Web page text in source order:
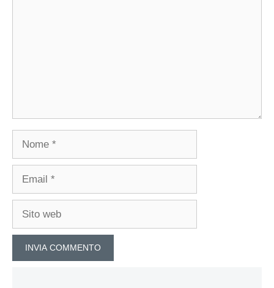
Nome
Email
Sito